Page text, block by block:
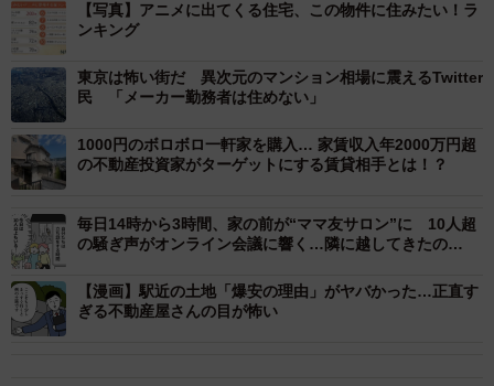
また、「サツキとメイの家」とともに、5位「ハイジの家」
（70票）や8位「ムーミンやしき」（35票）など、自然豊
かな環境にある家を支持する意見もありました。
【写真】アニメに出てくる住宅、この物件に住みたい！ラ
ンキング
東京は怖い街だ 異次元のマンション相場に震えるTwitter
民 「メーカー勤務者は住めない」
1000円のボロボロ一軒家を購入… 家賃収入年2000万円超
の不動産投資家がターゲットにする賃貸相手とは！？
毎日14時から3時間、家の前が“ママ友サロン”に 10人超
の騒ぎ声がオンライン会議に響く…隣に越してきたの
【漫画】駅近の土地「爆安の理由」がヤバかった…正直す
ぎる不動産屋さんの目が怖い